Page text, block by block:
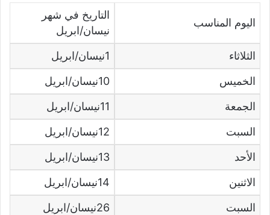
اليوم المناسب
التاريخ في شهر
نيسان/ابريل
الثلاثاء
1نيسان/ابريل
الخميس
10نيسان/ابريل
الجمعة
11نيسان/ابريل
السبت
12نيسان/ابريل
الأحد
13نيسان/ابريل
الاثنين
14نيسان/ابريل
السبت
26نيسان/ابريل